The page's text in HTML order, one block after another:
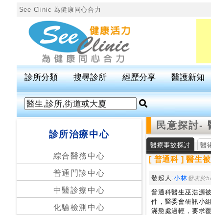
See Clinic 為健康同心合力
所
類
搜
按
搜
診所分類 搜尋診所 經歷分享 醫護新知
診所治療中心
綜合醫務中心
普通門診中心
中醫診療中心
化驗檢測中心
民意探討-
醫療事故探討 醫
[ 普通科 ] 醫生
發起人:小林 發表於
普通科醫生巫浩源
件，醫委會研訊小
滿懲處過輕，要求覆